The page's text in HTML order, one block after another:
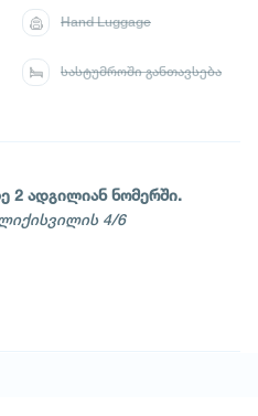
2 ადგილიან ნომერში.
4/6
Hand Luggage
სასტუმროში განთავსება